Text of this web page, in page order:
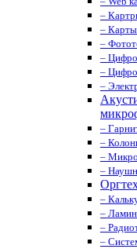
–
–
–
–
–
–
–
–
–
–
–
–
–
–